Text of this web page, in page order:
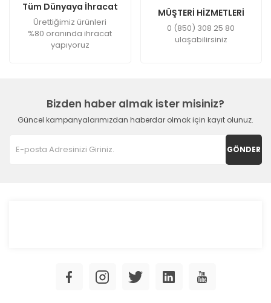
Tüm Dünyaya İhracat
Ürettiğimiz ürünleri
%80 oranında ihracat
yapıyoruz
MÜŞTERİ HİZMETLERİ
0 (850) 308 25 80
ulaşabilirsiniz
Bizden haber almak ister misiniz?
Güncel kampanyalarımızdan haberdar olmak için kayıt olunuz.
GÖNDER